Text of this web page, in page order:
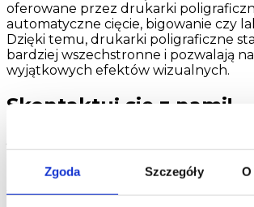
Zgoda Szczegóły
oferowane przez drukarki
automatyczne cięcie, bigowanie czy
Dzięki temu, drukarki poligraficzne
bardziej wszechstronne i pozwalają
wyjątkowych efektów wizualnych.
Skontaktuj się z nami!
Jesteśmy tutaj, aby odpowiedzieć na